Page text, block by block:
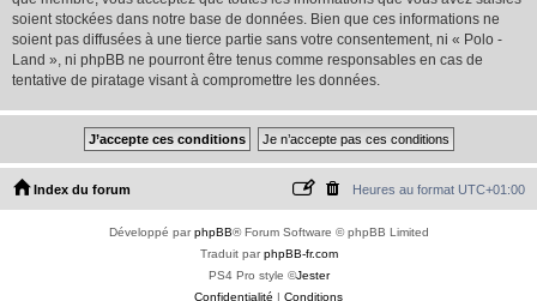
soient stockées dans notre base de données. Bien que ces informations ne
soient pas diffusées à une tierce partie sans votre consentement, ni « Polo -
Land », ni phpBB ne pourront être tenus comme responsables en cas de
tentative de piratage visant à compromettre les données.
Index du forum Heures au format UTC+01:00
Développé parphpBB® Forum Software © phpBB Limited
Traduit parphpBB-fr.com
PS4 Pro style ©Jester
Confidentialité | Conditions